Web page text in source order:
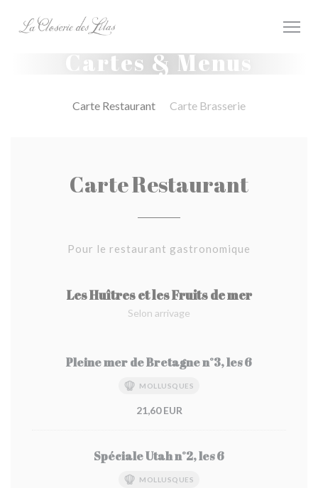
Cartes & Menus
Carte Restaurant Carte Brasserie
Carte Restaurant
Pour le restaurant gastronomique
Les Huîtres et les Fruits de mer
Selon arrivage
Pleine mer de Bretagne n°3, les 6
MOLLUSQUES
21,60 EUR
Spéciale Utah n°2, les 6
MOLLUSQUES